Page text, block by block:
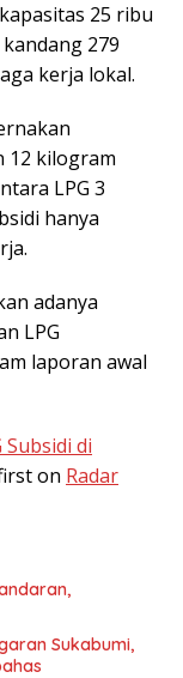
25 ribu
279
kerja lokal.
12 kilogram
LPG 3
hanya
adanya
LPG
laporan awal
Subsidi di
on Radar
Sukabumi,